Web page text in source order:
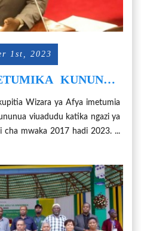
1st, 2023
KUNUNUA
Wizara ya Afya imetumia
viuadudu katika ngazi ya
cha mwaka 2017 hadi 2023. ...